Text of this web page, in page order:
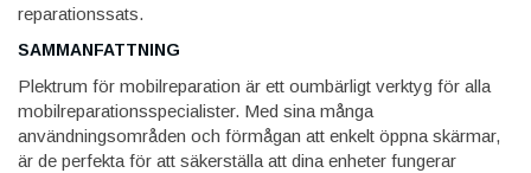
reparationssats.
SAMMANFATTNING
Plektrum för mobilreparation är ett oumbärligt verktyg för alla
mobilreparationsspecialister. Med sina många
användningsområden och förmågan att enkelt öppna skärmar,
är de perfekta för att säkerställa att dina enheter fungerar